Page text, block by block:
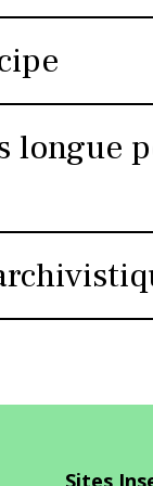
longue
à
Sites